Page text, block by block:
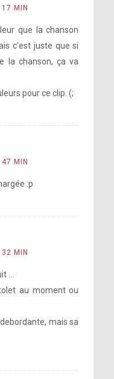
MIN
que la chanson
c’est juste que si
la chanson, ça va
pour ce clip. (;
MIN
:p
MIN
…
au moment ou
mais sa